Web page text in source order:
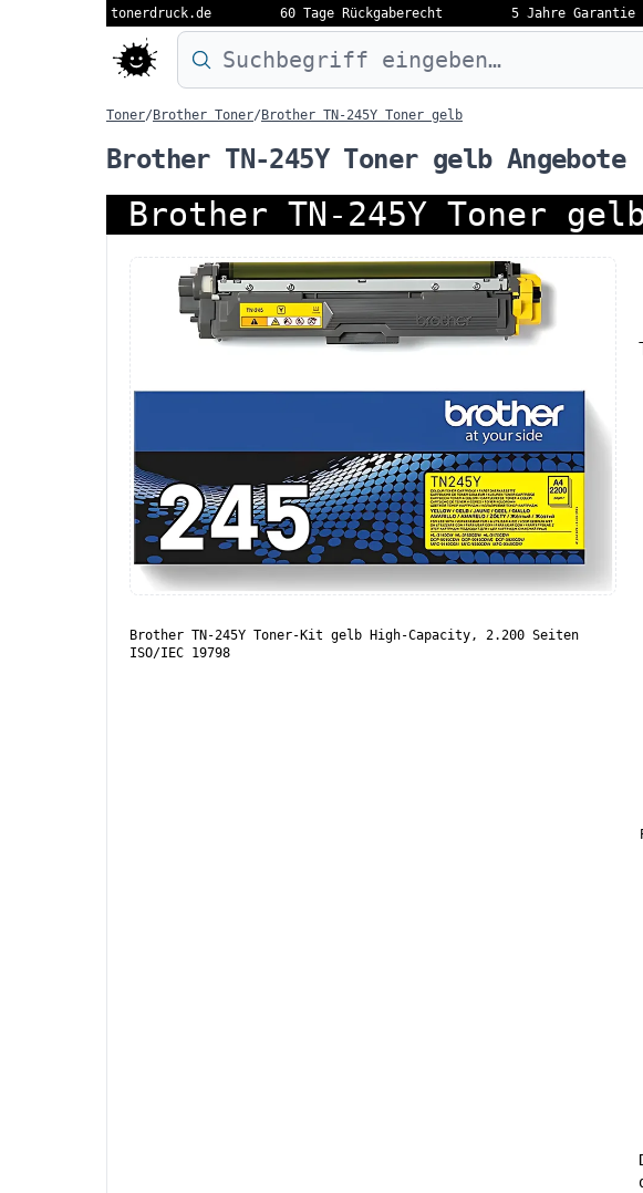
tonerdruck.de 60 Tage Rückgaberecht 5 Jahre Garantie
Druckermodell oder Produktnamen eingeben…
Toner/ Brother Toner/ Brother TN-245Y Toner gelb
Brother TN-245Y Toner gelb Angebote
Brother TN-245Y Toner
Brother TN-245Y Toner-Kit gelb High-Capacity, 2.200 Seiten
ISO/IEC 19798